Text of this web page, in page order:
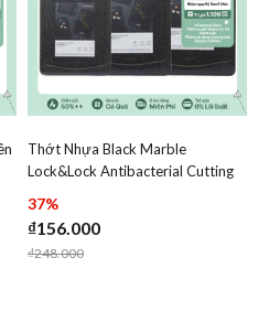
Cho Nồi Chiên Không Dầu Và
Silicone Dành Cho Nồi Chiên
Add Thớt Nhựa Black
Add Thớt
Thớt Nhựa Black Marble
Lock&Lock Antibacterial Cutting
CKD006, CKD007, CKD008
37%
₫156.000
Price reduced from
₫248.000to